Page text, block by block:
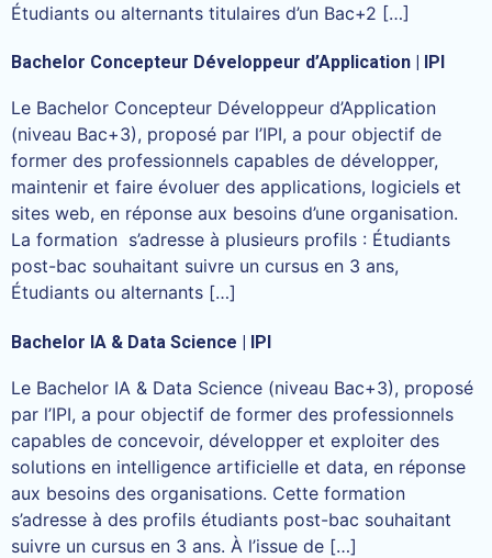
Étudiants ou alternants titulaires d’un Bac+2 […]
Bachelor Concepteur Développeur d’Application | IPI
Le Bachelor Concepteur Développeur d’Application
(niveau Bac+3), proposé par l’IPI, a pour objectif de
former des professionnels capables de développer,
maintenir et faire évoluer des applications, logiciels et
sites web, en réponse aux besoins d’une organisation.
La formation s’adresse à plusieurs profils : Étudiants
post-bac souhaitant suivre un cursus en 3 ans,
Étudiants ou alternants […]
Bachelor IA & Data Science | IPI
Le Bachelor IA & Data Science (niveau Bac+3), proposé
par l’IPI, a pour objectif de former des professionnels
capables de concevoir, développer et exploiter des
solutions en intelligence artificielle et data, en réponse
aux besoins des organisations. Cette formation
s’adresse à des profils étudiants post-bac souhaitant
suivre un cursus en 3 ans. À l’issue de […]